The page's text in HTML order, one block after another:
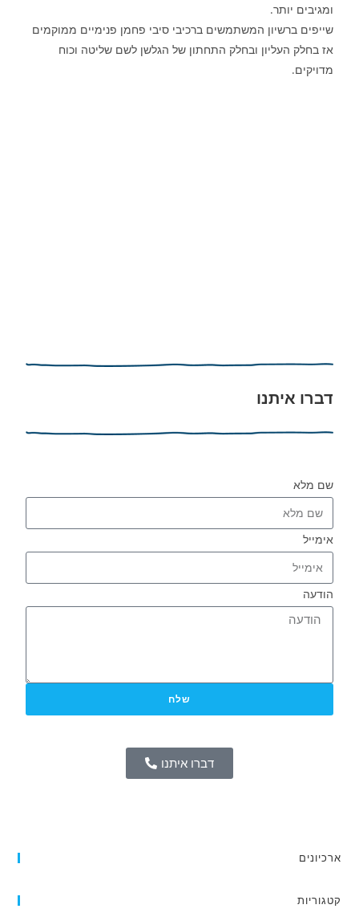
ומגיבים יותר.
שייפים ברשיון המשתמשים ברכיבי סיבי פחמן פנימיים ממוקמים
אז בחלק העליון ובחלק התחתון של הגלשן לשם שליטה וכוח
מדויקים.
דברו איתנו
שם מלא
אימייל
הודעה
שלח
דברו איתנו
ארכיונים
קטגוריות